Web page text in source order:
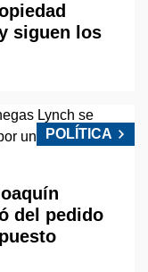
siguen los
POLÍTICA
del pedido